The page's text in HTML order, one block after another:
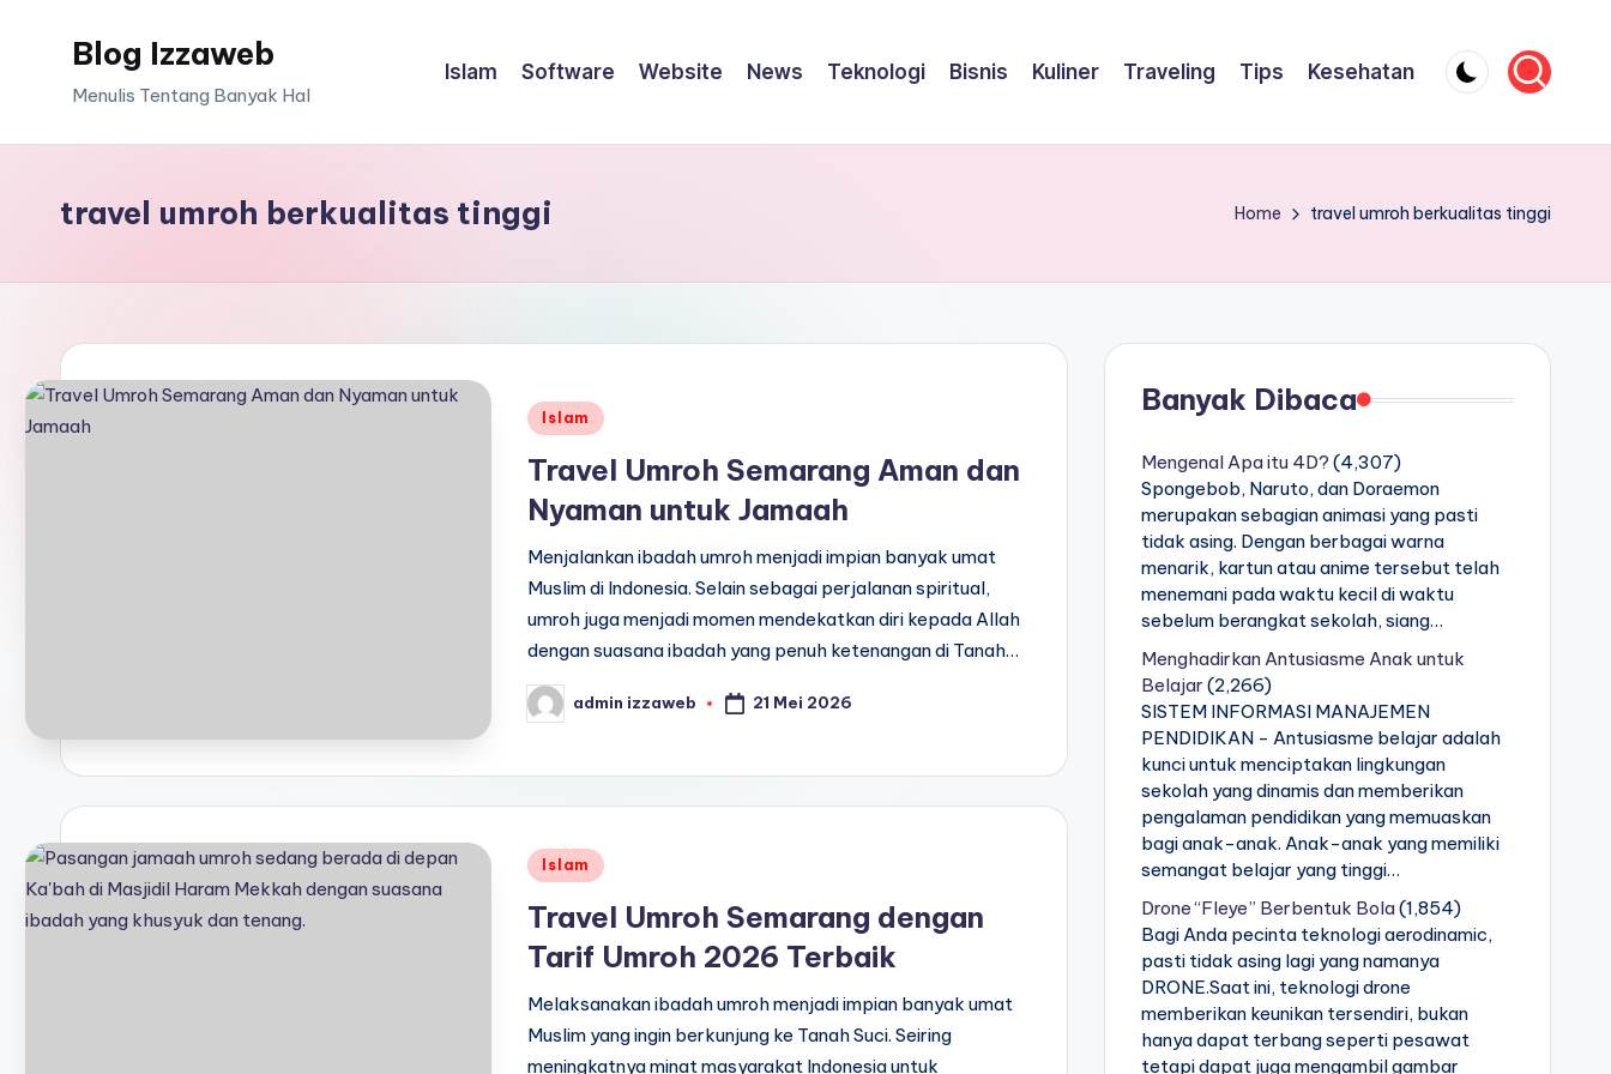
Blog Izzaweb
Menulis Tentang Banyak Hal
Islam Software Website News Teknologi Bisnis Kuliner Traveling Tips Kesehatan
travel umroh berkualitas tinggi Home travel umroh berkualitas tinggi
Posted
Islam
Travel Umroh Semarang Aman dan
Nyaman untuk Jamaah
Menjalankan ibadah umroh menjadi impian banyak umat
Muslim di Indonesia. Selain sebagai perjalanan spiritual,
umroh juga menjadi momen mendekatkan diri kepada Allah
dengan suasana ibadah yang penuh ketenangan di Tanah…
Posted
by
admin izzaweb 21 Mei 2026
Posted
Islam
Travel Umroh Semarang dengan
Tarif Umroh 2026 Terbaik
Melaksanakan ibadah umroh menjadi impian banyak umat
Muslim yang ingin berkunjung ke Tanah Suci. Seiring
meningkatnya minat masyarakat Indonesia untuk
Banyak Dibaca
Mengenal Apa itu 4D? (4,307)
Spongebob, Naruto, dan Doraemon
merupakan sebagian animasi yang pasti
tidak asing. Dengan berbagai warna
menarik, kartun atau anime tersebut telah
menemani pada waktu kecil di waktu
sebelum berangkat sekolah, siang…
Menghadirkan Antusiasme Anak untuk
Belajar (2,266)
SISTEM INFORMASI MANAJEMEN
PENDIDIKAN - Antusiasme belajar adalah
kunci untuk menciptakan lingkungan
sekolah yang dinamis dan memberikan
pengalaman pendidikan yang memuaskan
bagi anak-anak. Anak-anak yang memiliki
semangat belajar yang tinggi…
Drone “Fleye” Berbentuk Bola(1,854)
Bagi Anda pecinta teknologi aerodinamic,
pasti tidak asing lagi yang namanya
DRONE.Saat ini, teknologi drone
memberikan keunikan tersendiri, bukan
hanya dapat terbang seperti pesawat
tetapi dapat juga mengambil gambar